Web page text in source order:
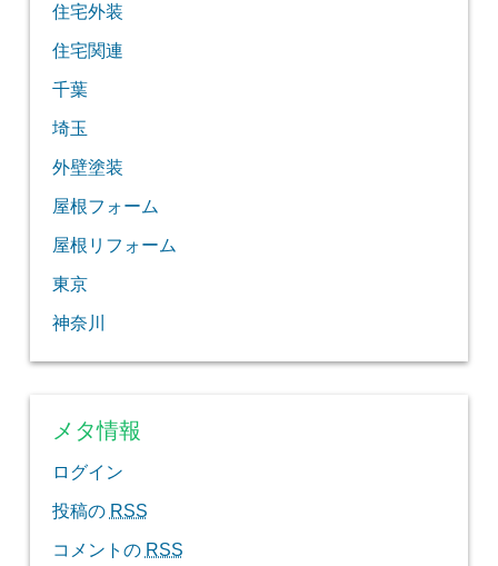
住宅外装
住宅関連
千葉
埼玉
外壁塗装
屋根フォーム
屋根リフォーム
東京
神奈川
メタ情報
ログイン
投稿の RSS
コメントの RSS